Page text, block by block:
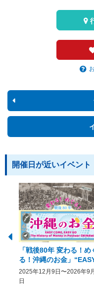
開催日が近いイベント
「戦後80年 変わる！め
る！沖縄のお金」
COME, EASY GO －
History of Money in
2025年12月9日〜2026年9
日